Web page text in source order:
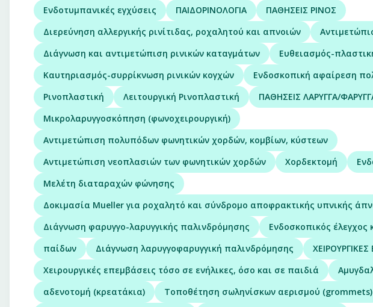
Ενδοτυμπανικές εγχύσεις
ΠΑΙΔΟΡΙΝΟΛΟΓΙΑ
ΠΑΘΗΣΕΙΣ ΡΙΝΟΣ
Διερεύνηση αλλεργικής ρινίτιδας, ροχαλητού και απνοιών
Διάγνωση και αντιμετώπιση ρινικών καταγμάτων
Ευθειασμός-
Καυτηριασμός-συρρίκνωση ρινικών κογχών
Ενδοσκοπική αφαίρεση
Ρινοπλαστική
Λειτουργική Ρινοπλαστική
ΠΑΘΗΣΕΙΣ ΛΑΡΥΓΓΑ/
Μικρολαρυγγοσκόπηση (φωνοχειρουργική)
Αντιμετώπιση πολυπόδων φωνητικών χορδών, κομβίων, κύστεων
Αντιμετώπιση νεοπλασιών των φωνητικών χορδών
Χορδεκτομή
Μελέτη διαταραχών φώνησης
Δοκιμασία Mueller για ροχαλητό και σύνδρομο αποφρακτικής υπνικής
Διάγνωση φαρυγγο-λαρυγγικής παλινδρόμησης
Ενδοσκοπικός
παίδων
Διάγνωση λαρυγγοφαρυγγική παλινδρόμησης
Χειρουργικές επεμβάσεις τόσο σε ενήλικες, όσο και σε παιδιά
αδενοτομή (κρεατάκια)
Τοποθέτηση σωληνίσκων αερισμού (grommets)